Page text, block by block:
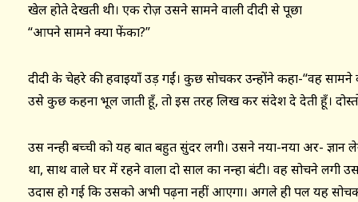
खेल होते देखती थी। एक रोज़ उसने सामने वाली दीदी से पूछा
“आपने सामने क्या फेंका?”
दीदी के चेहरे की हवाइयाँ उड़ गईं। कुछ सोचकर उन्होंने कहा-“वह सामने
उसे कुछ कहना भूल जाती हूँ, तो इस तरह लिख कर संदेश दे देती हूँ।
उस नन्ही बच्ची को यह बात बहुत सुंदर लगी। उसने नया-नया अक्षर-
था, साथ वाले घर में रहने वाला दो साल का नन्हा बंटी। वह सोचने
उदास हो गई कि उसको अभी पढ़ना नहीं आएगा। अगले ही पल यह